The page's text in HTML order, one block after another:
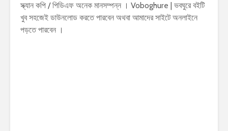
স্ক্যান কপি / পিডিএফ অনেক মানসম্পন্ন । Voboghure | ভবঘুরে বইটি
খুব সহজেই ডাউনলোড করতে পারবেন অথবা আমাদের সাইটে অনলাইনে
পড়তে পারবেন ।